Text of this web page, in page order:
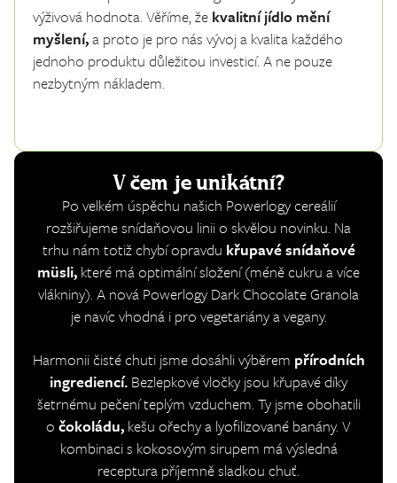
výživová hodnota. Věříme, že kvalitní jídlo mění
myšlení,a proto je pro nás vývoj a kvalita každého
jednoho produktu důležitou investicí. A ne pouze
nezbytným nákladem.
V čem je unikátní?
Po velkém úspěchu našich Powerlogy cereálií
rozšiřujeme snídaňovou linii o skvělou novinku. Na
trhu nám totiž chybí opravdu křupavé snídaňové
müsli, které má optimální složení (méně cukru a více
vlákniny). A nová Powerlogy Dark Chocolate Granola
je navíc vhodná i pro vegetariány a vegany.
Harmonii čisté chuti jsme dosáhli výběrem přírodních
ingrediencí. Bezlepkové vločky jsou křupavé díky
šetrnému pečení teplým vzduchem. Ty jsme obohatili
o čokoládu, kešu ořechy a lyofilizované banány. V
kombinaci s kokosovým sirupem má výsledná
receptura příjemně sladkou chuť.